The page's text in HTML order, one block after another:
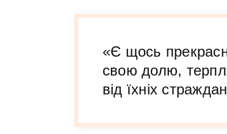
«Є щось
свою долю,
від їхніх